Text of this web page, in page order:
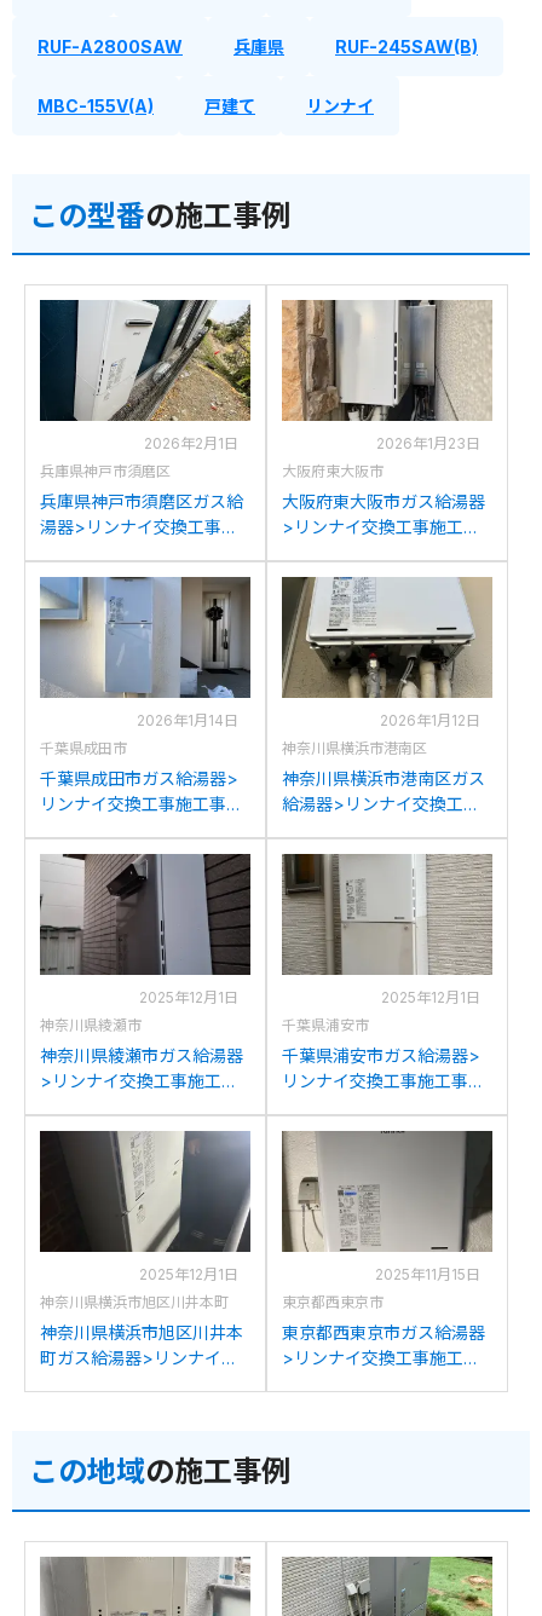
RUF-A2800SAW 兵庫県 RUF-245SAW(B)
MBC-155V(A) 戸建て リンナイ
この型番の施工事例
2026年2月1日
兵庫県神戸市須磨区
兵庫県神戸市須磨区ガス給
湯器>リンナイ交換工事施
V2401SAWからリンナイ
RUF-245SAW(B)への交換
2026年1月23日
大阪府東大阪市
大阪府東大阪市ガス給湯器
>リンナイ交換工事施工事
V2405SAWからリンナイ
RUF-245SAW(B)への交換
2026年1月14日
千葉県成田市
千葉県成田市ガス給湯器>
リンナイ交換工事施工事
V2405SAWからリンナイ
RUF-245SAW(B)への交換
2026年1月12日
神奈川県横浜市港南区
神奈川県横浜市港南区ガス
給湯器>リンナイ交換工事
GJ-C24T1からリンナイ
RUF-245SAW(B)への交換
2025年12月1日
神奈川県綾瀬市
神奈川県綾瀬市ガス給湯器
>リンナイ交換工事施工事
V2405SAWからリンナイ
RUF-245SAW(B)への交換
2025年12月1日
千葉県浦安市
千葉県浦安市ガス給湯器>
リンナイ交換工事施工事
A2400SAWからリンナイ
RUF-245SAW(B)への交換
2025年12月1日
神奈川県横浜市旭区川井本町
神奈川県横浜市旭区川井本
町ガス給湯器>リンナイ交
交換
2025年11月15日
東京都西東京市
東京都西東京市ガス給湯器
>リンナイ交換工事施工事
この地域の施工事例